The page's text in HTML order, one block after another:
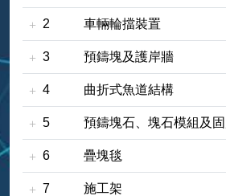
2 車輛輪擋裝置
3 預鑄塊及護岸牆
4 曲折式魚道結構
5 預鑄塊石、塊石模組及
6 疊塊毯
7 施工架